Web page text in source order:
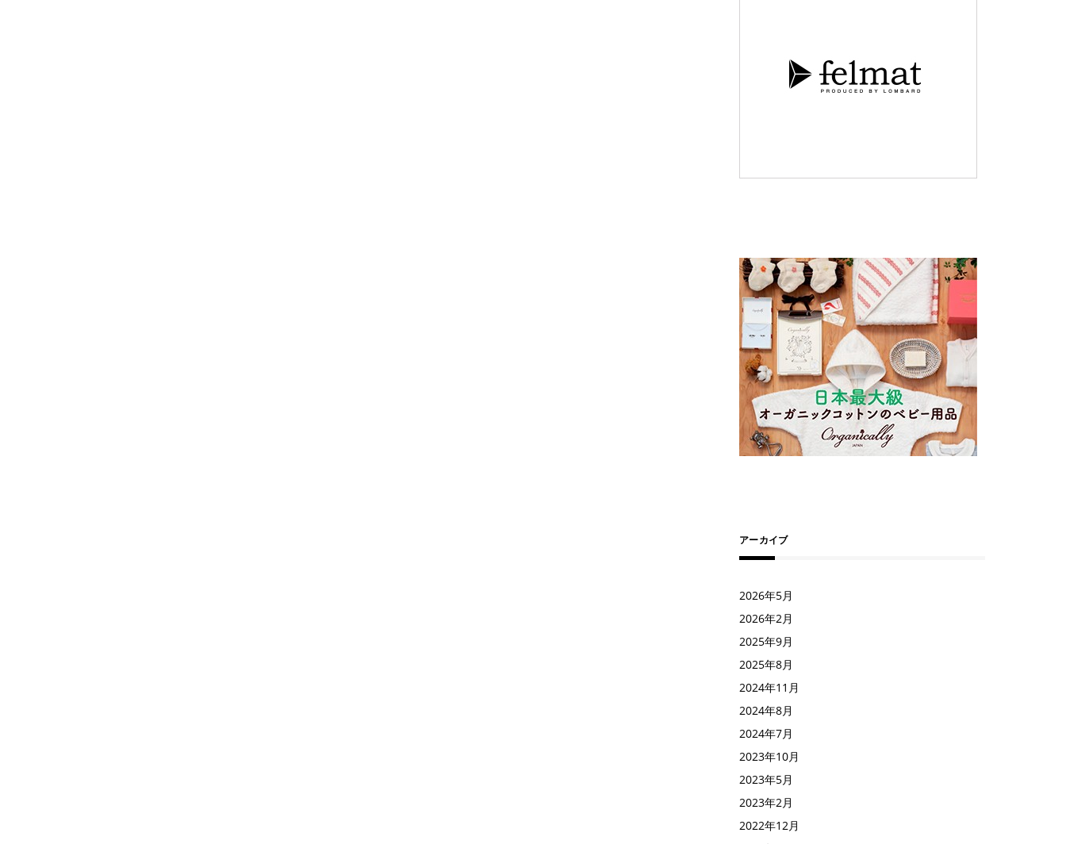
アーカイブ
2026年5月
2026年2月
2025年9月
2025年8月
2024年11月
2024年8月
2024年7月
2023年10月
2023年5月
2023年2月
2022年12月